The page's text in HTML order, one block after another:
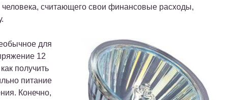
человека, считающего свои финансовые расходы,
для
12
получить
питание
Конечно,